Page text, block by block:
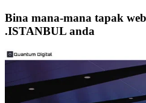
Bina mana-mana tapak
.ISTANBUL anda